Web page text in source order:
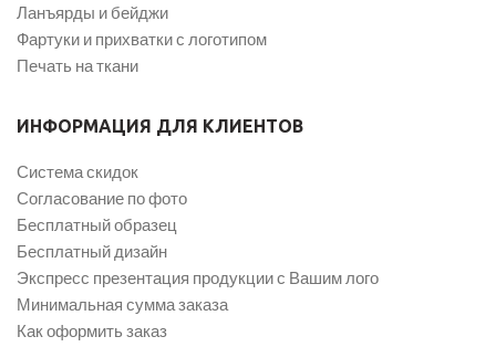
Ланъярды и бейджи
Фартуки и прихватки с логотипом
Печать на ткани
ИНФОРМАЦИЯ ДЛЯ КЛИЕНТОВ
Система скидок
Согласование по фото
Бесплатный образец
Бесплатный дизайн
Экспресс презентация продукции с Вашим лого
Минимальная сумма заказа
Как оформить заказ